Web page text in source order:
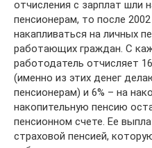
отчисления с зарплат шли
пенсионерам, то после
накапливаться на личных
работающих граждан. С
работодатель отчисляет
(именно из этих денег
пенсионерам) и 6% – на
накопительную пенсию
пенсионном счете. Ее
страховой пенсией,